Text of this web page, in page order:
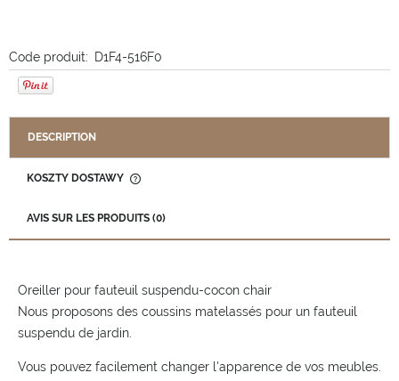
Code produit: D1F4-516F0
DESCRIPTION
KOSZTY DOSTAWY
AVIS SUR LES PRODUITS (0)
Oreiller pour fauteuil suspendu-cocon chair
Nous proposons des coussins matelassés pour un fauteuil
suspendu de jardin.
Vous pouvez facilement changer l'apparence de vos meubles.